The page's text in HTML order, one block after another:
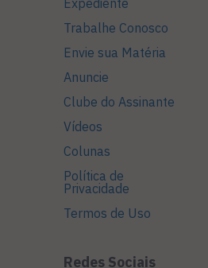
Expediente
Trabalhe Conosco
Envie sua Matéria
Anuncie
Clube do Assinante
Vídeos
Colunas
Política de
Privacidade
Termos de Uso
Redes Sociais